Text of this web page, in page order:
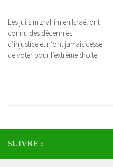
Les juifs mizrahim en Israël ont
connu des décennies
d’injustice et n’ont jamais cessé
de voter pour l’extrême droite
SUIVRE :